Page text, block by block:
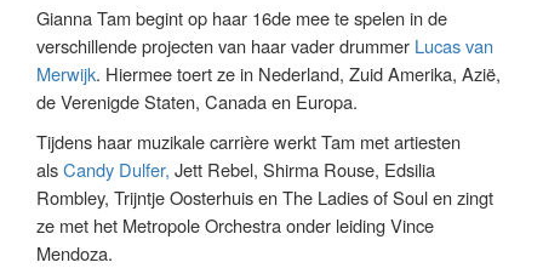
Gianna Tam begint op haar 16de mee te spelen in de
verschillende projecten van haar vader drummer Lucas van
Merwijk. Hiermee toert ze in Nederland, Zuid Amerika, Azië,
de Verenigde Staten, Canada en Europa.
Tijdens haar muzikale carrière werkt Tam met artiesten
alsCandy Dulfer, Jett Rebel, Shirma Rouse, Edsilia
Rombley, Trijntje Oosterhuis en The Ladies of Soul en zingt
ze met het Metropole Orchestra onder leiding Vince
Mendoza.